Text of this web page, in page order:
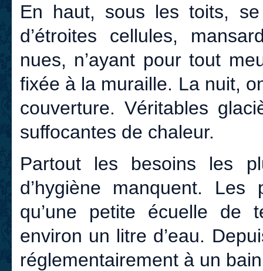
En haut, sous les toits,
d’étroites cellules,
nues, n’ayant pour tout
fixée à la muraille. La nuit,
couverture. Véritables
suffocantes de chaleur.
Partout les besoins les
d’hygiène manquent.
qu’une petite écuelle de
environ un litre d’eau.
réglementairement à un